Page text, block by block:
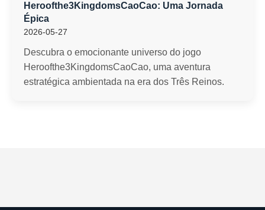
Heroofthe3KingdomsCaoCao: Uma Jornada
Épica
2026-05-27
Descubra o emocionante universo do jogo
Heroofthe3KingdomsCaoCao, uma aventura
estratégica ambientada na era dos Três Reinos.